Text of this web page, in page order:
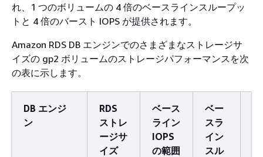
れ、1 つのボリュームの 4 倍のベースラインスループッ
トと 4 倍のバースト IOPS が提供されます。
Amazon RDS DB エンジンでのさまざまなストレージサ
イズの gp2 ボリュームのストレージパフォーマンスを次
の表に示します。
DB エンジ
ン
RDS
ストレ
ージサ
イズ
ベース
ライン
IOPS
の範囲
ベー
スラ
イン
スル